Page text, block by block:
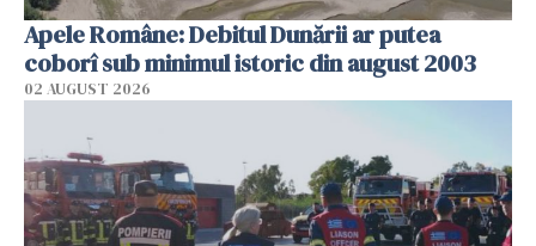
Apele Române: Debitul Dunării ar putea
coborî sub minimul istoric din august 2003
02 AUGUST 2026